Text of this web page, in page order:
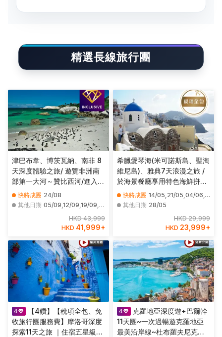
精選長線旅行團
津巴布韋、博茨瓦納、南非 8
天深度體驗之旅/ 遊覽非洲南
部第一大河～贊比西河/進入高
比野生動物保護區，追蹤及近
距離觀看野生動物／品嚐原隻
鮑魚】全鮑宴及薑蔥焗生蠔
快將成團 24/08
其他日期 05/09,12/09,19/09,26/09,03/10,10/10,17/10,10/04,17/04,24/04,01/05,08/05,15/05,22/05,29/05,05/06,12/06,19/06,03/07,10/07
HKD 43,999
HKD 41,999+
希臘愛琴海(米可諾斯島、聖淘
維尼島)、雅典7天浪漫之旅 /
於海景餐廳享用特色海鮮拼盤
及品嘗希臘道地傳統菜式:穆薩
卡(Moussaka) , 希臘沙律
快將成團 14/05,21/05,04/06,11/06,18/06,25/06,02/07,20/08,27/08,03/09,10/09,17/09
其他日期 28/05
HKD 29,999
HKD 23,999+
【4鑽】【稅項全包、免
收旅行團服務費】摩洛哥深度
探索11天之旅 ｜住宿五星級酒
克羅地亞深度遊+巴爾幹
11天團~一次過暢遊克羅地亞
最美沿岸線~杜布羅夫尼克、